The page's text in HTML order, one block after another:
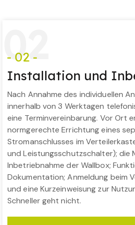
02
- 02 -
Installation und
Nach Annahme des individuellen
innerhalb von 3 Werktagen
eine Terminvereinbarung. Vor Ort
normgerechte Errichtung eines
Stromanschlusses im
und Leistungsschutzschalter); die
Inbetriebnahme der Wallbox;
Dokumentation; Anmeldung beim
und eine Kurzeinweisung zur
Schneller geht nicht.